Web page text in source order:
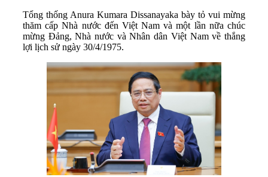
Tổng thống Anura Kumara Dissanayaka bày tỏ vui mừng
thăm cấp Nhà nước đến Việt Nam và một lần nữa chúc
mừng Đảng, Nhà nước và Nhân dân Việt Nam về thắng
lợi lịch sử ngày 30/4/1975.